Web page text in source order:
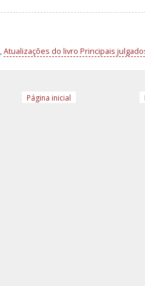
,Atualizações do livro Principais
Página inicial